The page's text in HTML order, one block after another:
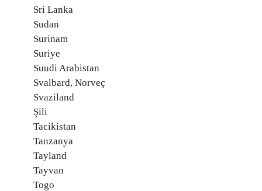
Sri Lanka
Sudan
Surinam
Suriye
Suudi Arabistan
Svalbard, Norveç
Svaziland
Şili
Tacikistan
Tanzanya
Tayland
Tayvan
Togo